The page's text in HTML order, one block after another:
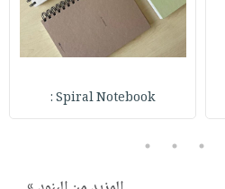
Spiral Notebook :
3
4
5